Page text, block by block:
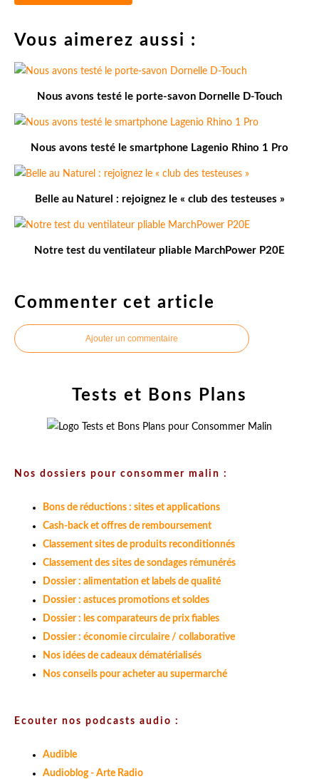
Vous aimerez aussi :
Nous avons testé le porte-savon Dornelle D-Touch
Nous avons testé le smartphone Lagenio Rhino 1 Pro
Belle au Naturel : rejoignez le « club des testeuses »
Notre test du ventilateur pliable MarchPower P20E
Commenter cet article
Ajouter un commentaire
Tests et Bons Plans
Nos dossiers pour consommer malin :
Bons de réductions : sites et applications
Cash-back et offres de remboursement
Classement sites de produits reconditionnés
Classement des sites de sondages rémunérés
Dossier : alimentation et labels de qualité
Dossier : astuces promotions et soldes
Dossier : les comparateurs de prix fiables
Dossier : économie circulaire / collaborative
Nos idées de cadeaux dématérialisés
Nos conseils pour acheter au supermarché
Ecouter nos podcasts audio :
Audible
Audioblog - Arte Radio